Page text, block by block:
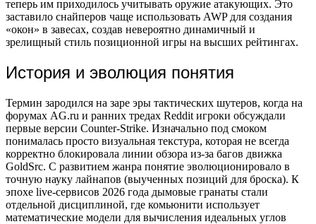
теперь им приходилось учитывать оружие атакующих. Это
заставило снайперов чаще использовать AWP для создания
«окон» в завесах, создав невероятно динамичный и
зрелищный стиль позиционной игры на высших рейтингах.
История и эволюция понятия
Термин зародился на заре эры тактических шутеров, когда на
форумах AG.ru и ранних тредах Reddit игроки обсуждали
первые версии Counter-Strike. Изначально под смоком
понималась просто визуальная текстура, которая не всегда
корректно блокировала линии обзора из-за багов движка
GoldSrc. С развитием жанра понятие эволюционировало в
точную науку лайнапов (выученных позиций для броска). К
эпохе live-сервисов 2026 года дымовые гранаты стали
отдельной дисциплиной, где комьюнити использует
математические модели для вычисления идеальных углов